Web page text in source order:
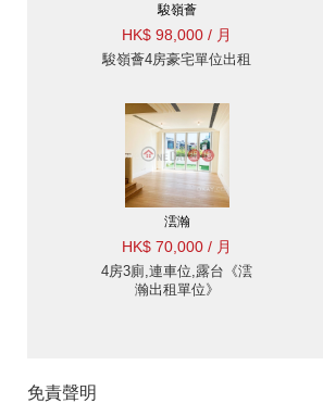
駿嶺薈
HK$ 98,000 / 月
駿嶺薈4房豪宅單位出租
澐瀚
HK$ 70,000 / 月
4房3廁,連車位,露台《澐
瀚出租單位》
免責聲明